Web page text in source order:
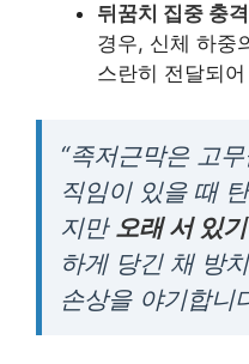
뒤꿈치 집중 충
경우, 신체 하중
스란히 전달되
“족저근막은 고
직임이 있을 때
지만 오래 서 있기
하게 당긴 채 방
손상을 야기합니